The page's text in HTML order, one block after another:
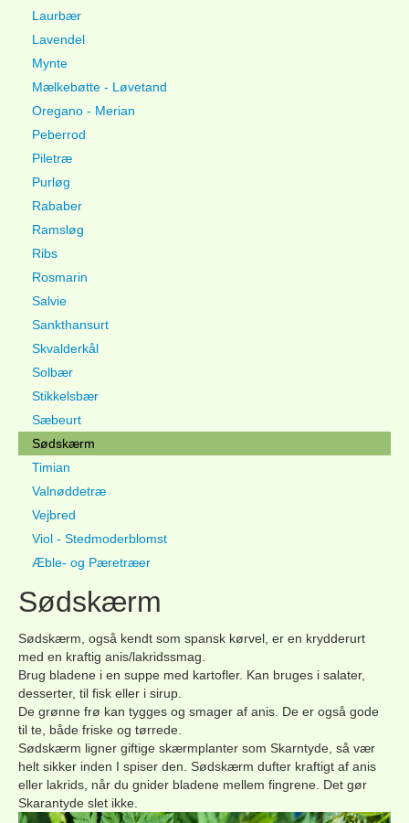
Laurbær
Lavendel
Mynte
Mælkebøtte - Løvetand
Oregano - Merian
Peberrod
Piletræ
Purløg
Rababer
Ramsløg
Ribs
Rosmarin
Salvie
Sankthansurt
Skvalderkål
Solbær
Stikkelsbær
Sæbeurt
Sødskærm
Timian
Valnøddetræ
Vejbred
Viol - Stedmoderblomst
Æble- og Pæretræer
Sødskærm
Sødskærm, også kendt som spansk kørvel, er en krydderurt
med en kraftig anis/lakridssmag.
Brug bladene i en suppe med kartofler. Kan bruges i salater,
desserter, til fisk eller i sirup.
De grønne frø kan tygges og smager af anis. De er også gode
til te, både friske og tørrede.
Sødskærm ligner giftige skærmplanter som Skarntyde, så vær
helt sikker inden I spiser den. Sødskærm dufter kraftigt af anis
eller lakrids, når du gnider bladene mellem fingrene. Det gør
Skarantyde slet ikke.